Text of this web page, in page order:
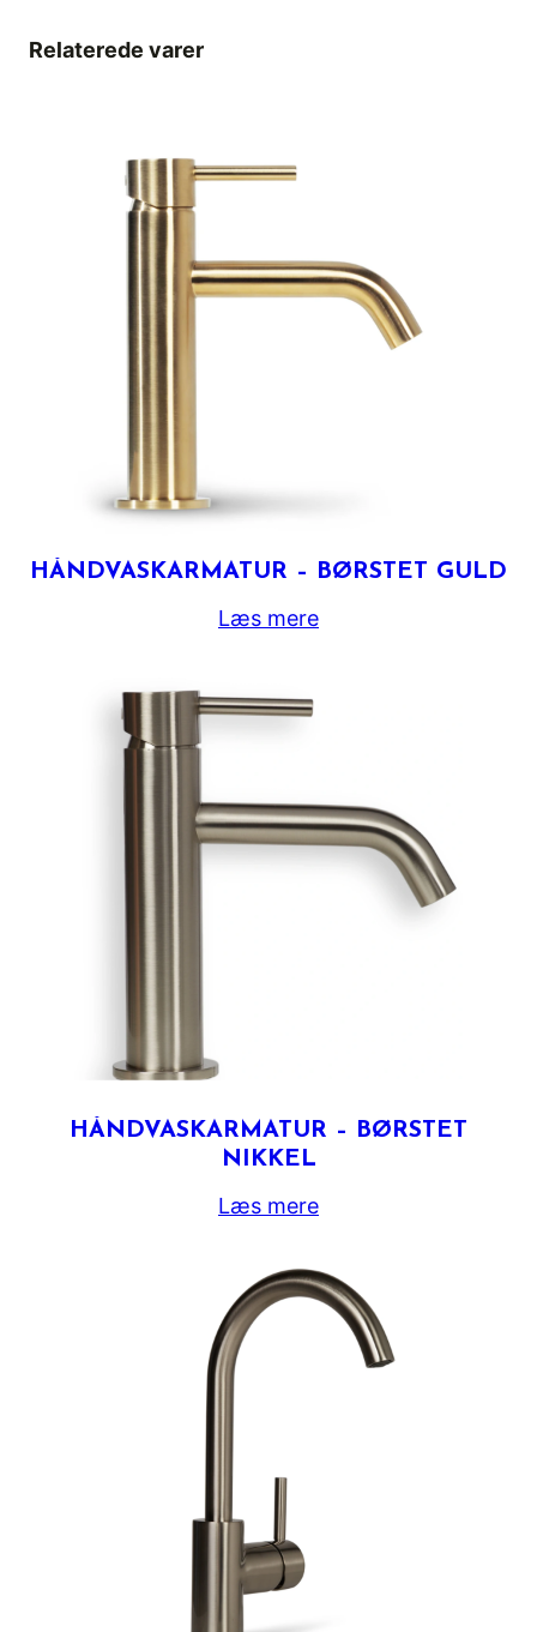
Relaterede varer
HÅNDVASKARMATUR – BØRSTET GULD
Læs mere
HÅNDVASKARMATUR – BØRSTET
NIKKEL
Læs mere